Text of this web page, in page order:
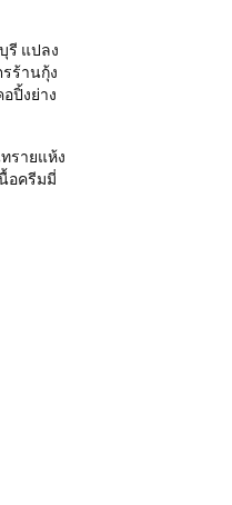
รี แปลง
ร้านกุ้ง
ปิ้งย่าง
รายแห้ง
อครีมมี่